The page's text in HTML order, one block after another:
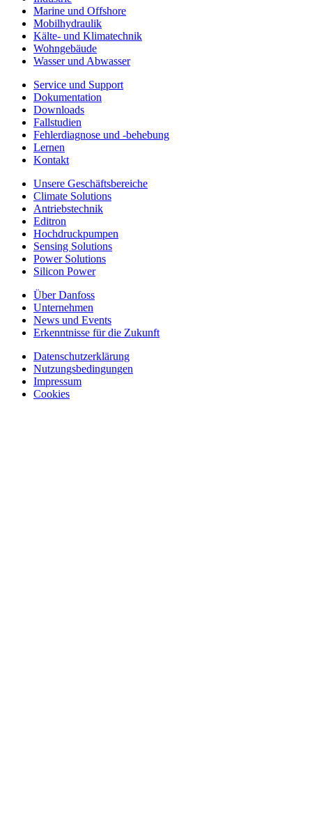
Marine und Offshore
Mobilhydraulik
Kälte- und Klimatechnik
Wohngebäude
Wasser und Abwasser
Service und Support
Dokumentation
Downloads
Fallstudien
Fehlerdiagnose und -behebung
Lernen
Kontakt
Unsere Geschäftsbereiche
Climate Solutions
Antriebstechnik
Editron
Hochdruckpumpen
Sensing Solutions
Power Solutions
Silicon Power
Über Danfoss
Unternehmen
News und Events
Erkenntnisse für die Zukunft
Datenschutzerklärung
Nutzungsbedingungen
Impressum
Cookies